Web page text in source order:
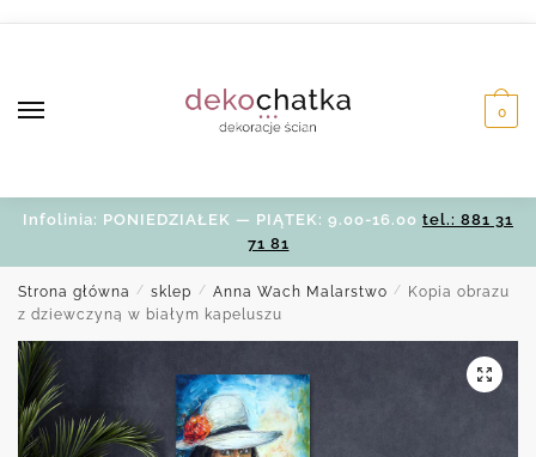
0
Infolinia: PONIEDZIAŁEK — PIĄTEK: 9.00-16.00 tel.: 881 31
71 81
Strona główna / sklep / Anna Wach Malarstwo /
Kopia obrazu
z dziewczyną w białym kapeluszu